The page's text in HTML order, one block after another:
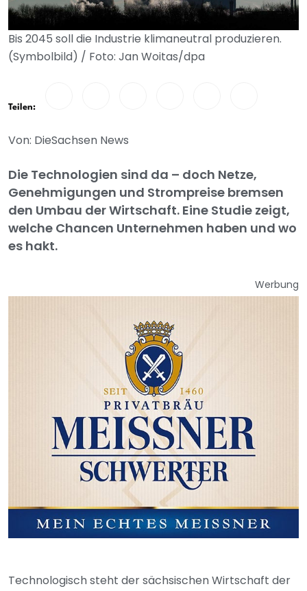
Bis 2045 soll die Industrie klimaneutral produzieren.
(Symbolbild) / Foto: Jan Woitas/dpa
Teilen:
Von: DieSachsen News
Die Technologien sind da – doch Netze,
Genehmigungen und Strompreise bremsen
den Umbau der Wirtschaft. Eine Studie zeigt,
welche Chancen Unternehmen haben und wo
es hakt.
Werbung
Technologisch steht der sächsischen Wirtschaft der